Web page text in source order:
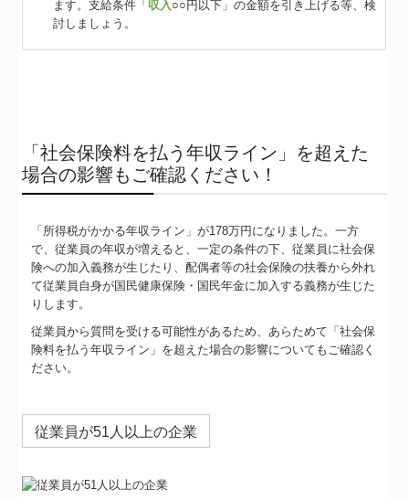
ます。支給条件「 収入○○円以下」の金額を引き上げる等、検
討しましょう。
「社会保険料を払う年収ライン」を超えた
場合の影響もご確認ください！
「所得税がかかる年収ライン」が178万円になりました。一方
で、従業員の年収が増えると、一定の条件の下、従業員に社会保
険への加入義務が生じたり、配偶者等の社会保険の扶養から外れ
て従業員自身が国民健康保険・国民年金に加入する義務が生じた
りします。
従業員から質問を受ける可能性があるため、あらためて「社会保
険料を払う年収ライン」を超えた場合の影響についてもご確認く
ださい。
従業員が51人以上の企業